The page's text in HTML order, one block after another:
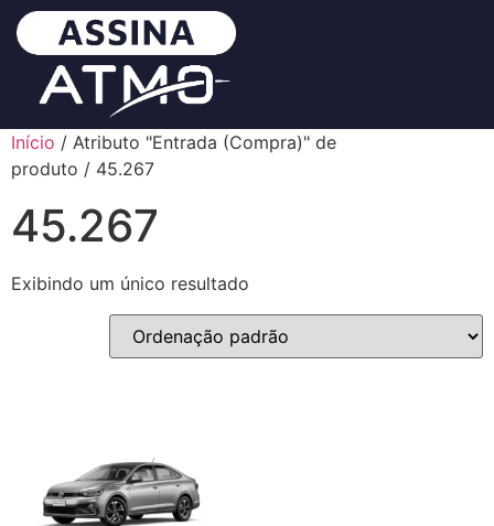
Início / Atributo "Entrada (Compra)" de
produto / 45.267
45.267
Exibindo um único resultado